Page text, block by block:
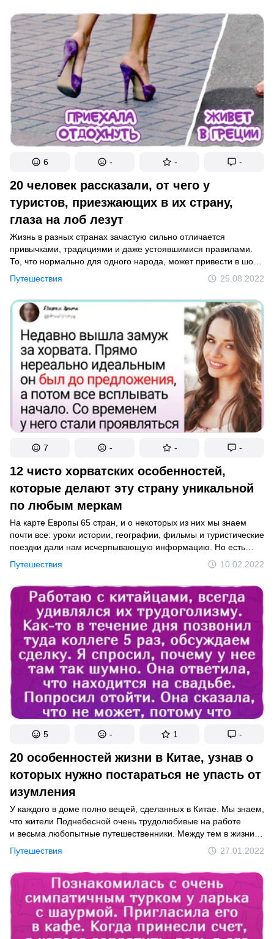
есть племя, члены которого отказываются пользоваться
любым транспортом и бояться прикасаться к деньгам.
А на территории Китая существует племя, женщины в котором
физически сильнее мужчин.
20 человек рассказали, от чего у
туристов, приезжающих в их страну,
глаза на лоб лезут
Путешествия 25.08.2022
Жизнь в разных странах зачастую сильно отличается
привычками, традициями и даже устоявшимися правилами.
То, что нормально для одного народа, может привести в шок
представителей другого. Например, в Новой Зеландии люди
спокойно ходят в офисе босиком. В то время как у нас такое
в голове не укладывается.
6 - - -
12 чисто хорватских особенностей,
которые делают эту страну уникальной
по любым меркам
Путешествия 10.02.2022
На карте Европы 65 стран, и о некоторых из них мы знаем
почти все: уроки истории, географии, фильмы и туристические
поездки дали нам исчерпывающую информацию. Но есть
государства, о которых зачастую мы не можем сказать ничего,
кроме названия. А ведь там тоже есть на что посмотреть.
7 - - -
20 особенностей жизни в Китае, узнав о
которых нужно постараться не упасть от
изумления
Путешествия 27.01.2022
У каждого в доме полно вещей, сделанных в Китае. Мы знаем,
что жители Поднебесной очень трудолюбивые на работе
и весьма любопытные путешественники. Между тем в жизни
этих людей сочетается и традиционная восточная мудрость,
и самые последние технологии.
5 - 1 -